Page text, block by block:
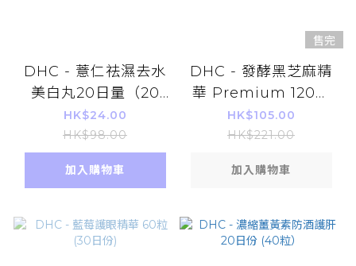
DHC - 薏仁祛濕去水
美白丸20日量（20
粒）
HK$24.00
HK$98.00
加入購物車
售完
DHC - 發酵黑芝麻精
華 Premium 120粒
(20日)(平行進口)
HK$105.00
HK$221.00
加入購物車